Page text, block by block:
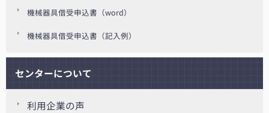
機械器具借受申込書（word）
機械器具借受申込書（記入例）
センターについて
利用企業の声